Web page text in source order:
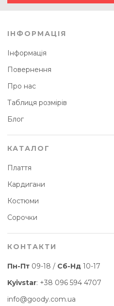
ІНФОРМАЦІЯ
Інформація
Повернення
Про нас
Таблиця розмірів
Блог
КАТАЛОГ
Плаття
Кардигани
Костюми
Сорочки
КОНТАКТИ
Пн-Пт 09-18 / Сб-Нд 10-17
Kyivstar: +38 096 594 4707
info@goody.com.ua